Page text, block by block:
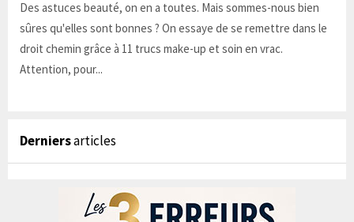
Des astuces beauté, on en a toutes. Mais sommes-nous bien
sûres qu'elles sont bonnes ? On essaye de se remettre dans le
droit chemin grâce à 11 trucs make-up et soin en vrac.
Attention, pour...
Derniersarticles